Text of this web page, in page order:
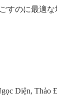
すのに最適
Diện, Thảo